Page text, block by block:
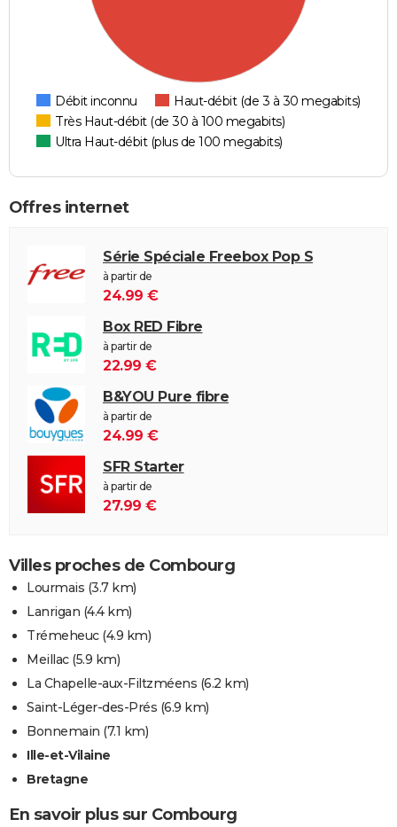
Débit inconnu
Haut-débit (de 3 à 30 megabits)
Très Haut-débit (de 30 à 100 megabits)
Ultra Haut-débit (plus de 100 megabits)
Offres internet
Série Spéciale Freebox Pop S
à partir de
24.99 €
Box RED Fibre
à partir de
22.99 €
B&YOU Pure fibre
à partir de
24.99 €
SFR Starter
à partir de
27.99 €
Villes proches de Combourg
Lourmais (3.7 km)
Lanrigan (4.4 km)
Trémeheuc(4.9 km)
Meillac(5.9 km)
La Chapelle-aux-Filtzméens (6.2 km)
Saint-Léger-des-Prés (6.9 km)
Bonnemain (7.1 km)
Ille-et-Vilaine
Bretagne
En savoir plus sur Combourg